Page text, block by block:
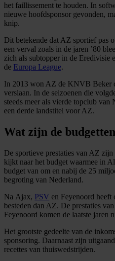
informatie over uw gebruik
partners voor social media,
partners kunnen deze
informatie die u aan ze heeft
verzameld op basis van uw
het faillissement te houden. In
nieuwe hoofdsponsor gevonden,
knip.
Dit betekende dat AZ sportief pas
een verval zoals in de jaren ’80
zich als subtopper in de Eredivisie
de Europa League.
In 2013 won AZ de KNVB Beker
verslaan. In de seizoenen die
steeds meer als vierde topclub van
een derde landstitel voor AZ.
Wat zijn de
De sportieve prestaties van AZ
kijkt naar het budget waarmee in
budget van om en nabij de 25
begroting van Nederland.
Na Ajax, PSV en Feyenoord heeft
besteden dan AZ. De prestaties
Feyenoord komen de laatste jaren
Het grootste gedeelte van de
sponsoring. Daarnaast zijn
recettes van thuiswedstrijden.